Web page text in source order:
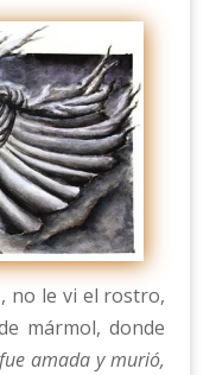
no le vi el rostro,
mármol, donde
amada y murió,